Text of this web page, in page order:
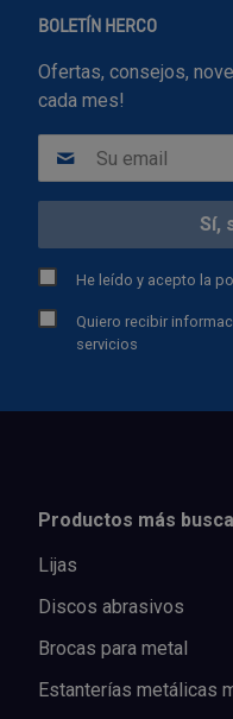
BOLETÍN HERCO
Ofertas, consejos,
cada mes!
He leído y acepto la
Quiero recibir
servicios
Productos más
Lijas
Discos abrasivos
Brocas para metal
Estanterías metálicas